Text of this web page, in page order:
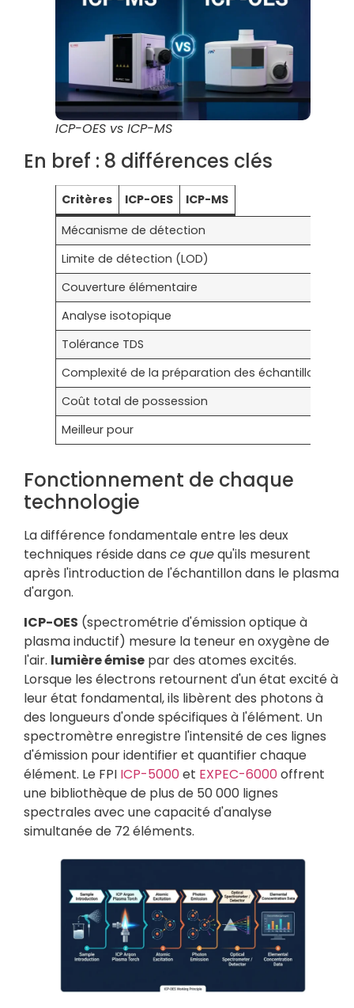
ICP-OES vs ICP-MS
En bref : 8 différences clés
Critères ICP-OES
ICP-MS
Mécanisme de détection
Limite de détection (LOD)
Couverture élémentaire
Analyse isotopique
Tolérance TDS
Complexité de la préparation des échantillons
Coût total de possession
Meilleur pour
Fonctionnement de chaque
technologie
La différence fondamentale entre les deux
techniques réside dans ce quequ'ils mesurent
après l'introduction de l'échantillon dans le plasma
d'argon.
ICP-OES (spectrométrie d'émission optique à
plasma inductif) mesure la teneur en oxygène de
l'air. lumière émise par des atomes excités.
Lorsque les électrons retournent d'un état excité à
leur état fondamental, ils libèrent des photons à
des longueurs d'onde spécifiques à l'élément. Un
spectromètre enregistre l'intensité de ces lignes
d'émission pour identifier et quantifier chaque
élément. Le FPI ICP-5000et EXPEC-6000offrent
une bibliothèque de plus de 50 000 lignes
spectrales avec une capacité d'analyse
simultanée de 72 éléments.